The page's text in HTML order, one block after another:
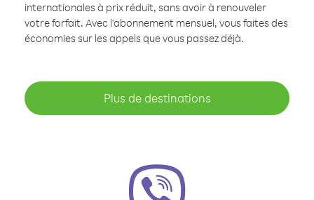
internationales à prix réduit, sans avoir à renouveler
votre forfait. Avec l'abonnement mensuel, vous faites des
économies sur les appels que vous passez déjà.
Plus de destinations